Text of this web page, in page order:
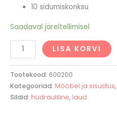
10 sidumiskonksu
Saadaval järeltellimisel
LISA KORVI
Tootekood: 600200
Kategooriad: Mööbel ja sisustus,
Sildid: hüdrauliline, laud